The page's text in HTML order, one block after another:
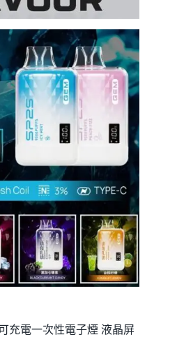
充電一次性電子煙 液晶屏